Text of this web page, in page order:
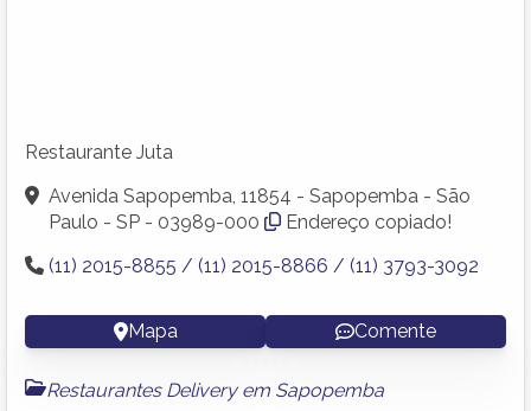
Restaurante Juta
Avenida Sapopemba, 11854 - Sapopemba - São
Paulo - SP - 03989-000
Endereço copiado!
(11) 2015-8855 / (11) 2015-8866 / (11) 3793-3092
Mapa Comente
Restaurantes Delivery em Sapopemba